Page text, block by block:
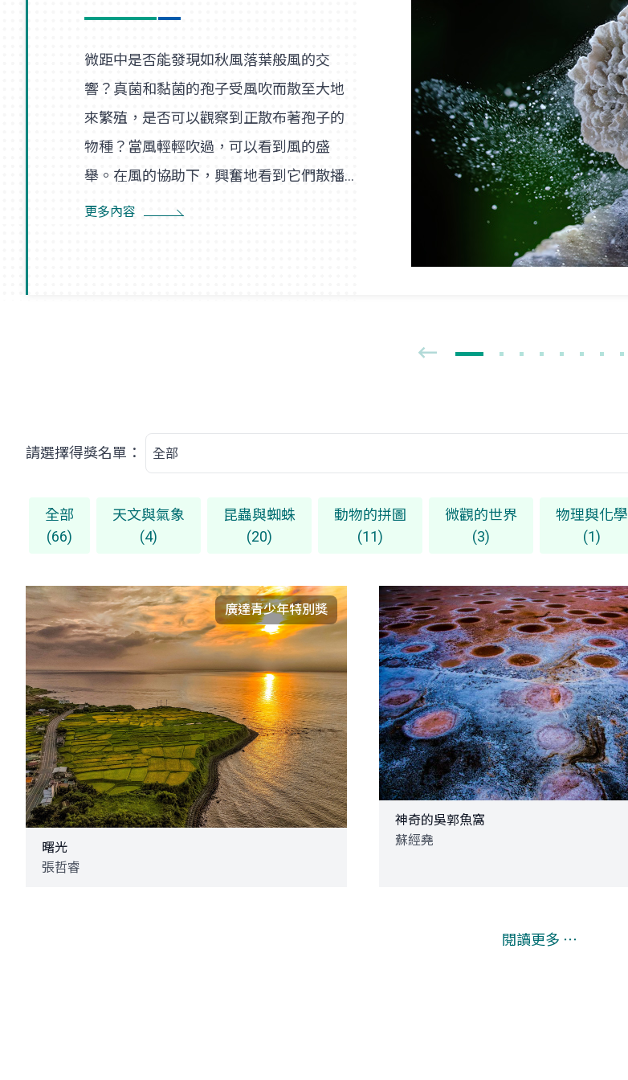
微距中是否能發現如秋風落葉般風的交
響？真菌和黏菌的孢子受風吹而散至大地
來繁殖，是否可以觀察到正散布著孢子的
物種？當風輕輕吹過，可以看到風的盛
舉。在風的協助下，興奮地看到它們散播
孢子的盛況，在精彩過程中也看到了風的
更多內容
請選擇得獎名單：
全部
(66)
天文與氣象
(4)
昆蟲與蜘蛛
(20)
動物的拼圖
(11)
微觀的世界
(3)
物理與化學
(1)
廣達青少年特別獎
曙光
張哲睿
神奇的吳郭魚窩
蘇經堯
閱讀更多 ⋯